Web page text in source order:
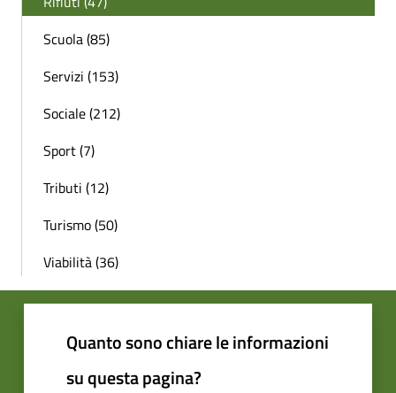
Scuola (85)
Servizi (153)
Sociale (212)
Sport (7)
Tributi (12)
Turismo (50)
Viabilità (36)
Quanto sono chiare le informazioni
su questa pagina?